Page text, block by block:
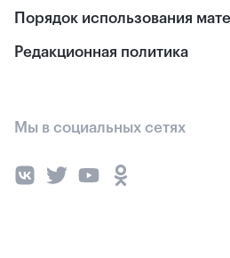
Порядок использования
Редакционная политика
Мы в социальных сетях